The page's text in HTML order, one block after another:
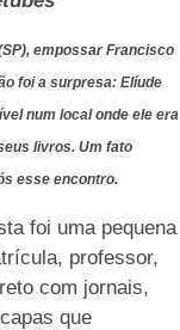
empossar Francisco
foi a surpresa: Elíude
num local onde ele era
livros. Um fato
esse encontro.
foi uma pequena
professor,
com jornais,
que